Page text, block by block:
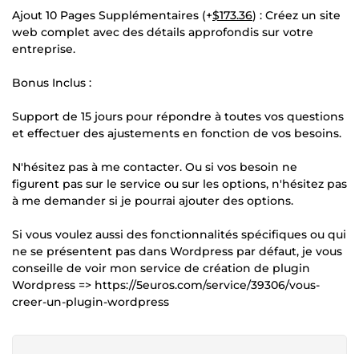
Ajout 10 Pages Supplémentaires (+$173.36) : Créez un site
web complet avec des détails approfondis sur votre
entreprise.
Bonus Inclus :
Support de 15 jours pour répondre à toutes vos questions
et effectuer des ajustements en fonction de vos besoins.
N'hésitez pas à me contacter. Ou si vos besoin ne
figurent pas sur le service ou sur les options, n'hésitez pas
à me demander si je pourrai ajouter des options.
Si vous voulez aussi des fonctionnalités spécifiques ou qui
ne se présentent pas dans Wordpress par défaut, je vous
conseille de voir mon service de création de plugin
Wordpress => https://5euros.com/service/39306/vous-
creer-un-plugin-wordpress